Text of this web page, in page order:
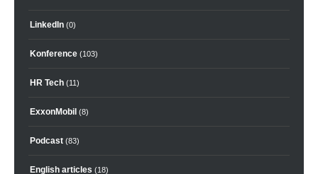
LinkedIn (0)
Konference (103)
HR Tech (11)
ExxonMobil (8)
Podcast (83)
English articles (18)